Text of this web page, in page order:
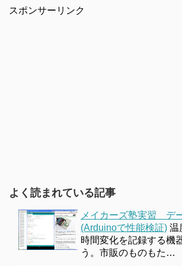
スポンサーリンク
よく読まれている記事
メイカーズ塾実習 デ
(Arduinoで性能検証) 温
時間変化を記録する機
う。市販のものもた…